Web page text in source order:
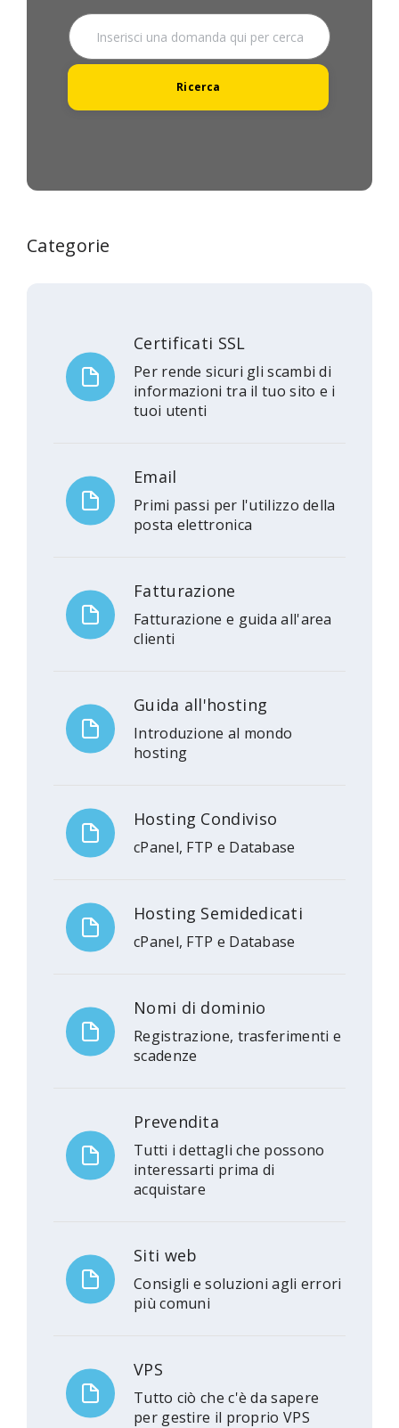
Categorie
Certificati SSL
Per rende sicuri gli scambi di
informazioni tra il tuo sito e i
tuoi utenti
Email
Primi passi per l'utilizzo della
posta elettronica
Fatturazione
Fatturazione e guida all'area
clienti
Guida all'hosting
Introduzione al mondo
hosting
Hosting Condiviso
cPanel, FTP e Database
Hosting Semidedicati
cPanel, FTP e Database
Nomi di dominio
Registrazione, trasferimenti e
scadenze
Prevendita
Tutti i dettagli che possono
interessarti prima di
acquistare
Siti web
Consigli e soluzioni agli errori
più comuni
VPS
Tutto ciò che c'è da sapere
per gestire il proprio VPS